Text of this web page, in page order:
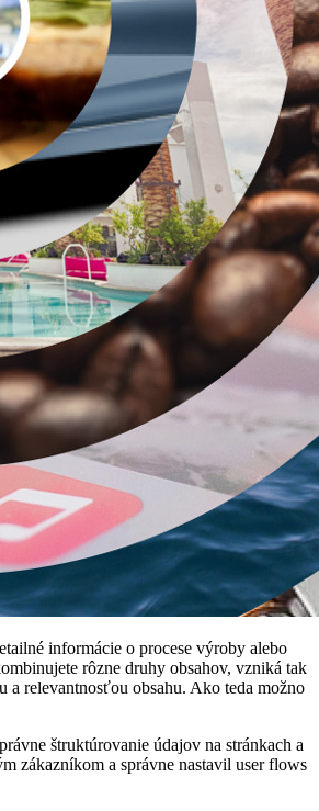
informácie o procese výroby alebo
rôzne druhy obsahov, vzniká tak
relevantnosťou obsahu. Ako teda možno
štruktúrovanie údajov na stránkach a
zákazníkom a správne nastavil user flows